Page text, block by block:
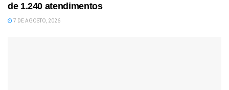
de 1.240 atendimentos
7 DE AGOSTO, 2026